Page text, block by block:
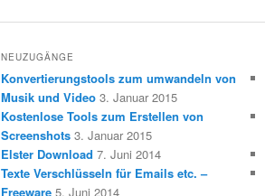
NEUZUGÄNGE
Konvertierungstools zum umwandeln von
Musik und Video 3. Januar 2015
Kostenlose Tools zum Erstellen von
Screenshots 3. Januar 2015
Elster Download 7. Juni 2014
Texte Verschlüsseln für Emails etc. –
Freeware 5. Juni 2014